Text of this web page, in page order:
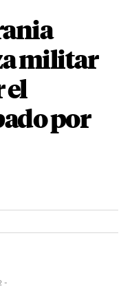
militar
el
por
-